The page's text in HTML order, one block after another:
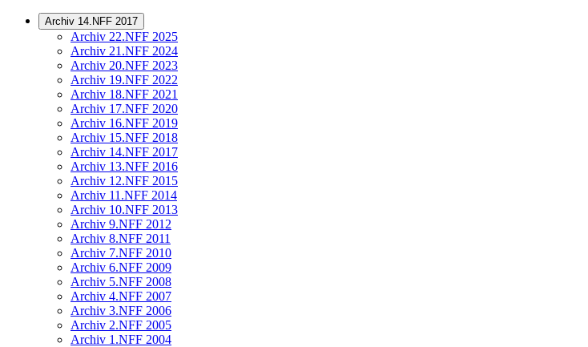
Archiv 14.NFF 2017
Archiv 22.NFF 2025
Archiv 21.NFF 2024
Archiv 20.NFF 2023
Archiv 19.NFF 2022
Archiv 18.NFF 2021
Archiv 17.NFF 2020
Archiv 16.NFF 2019
Archiv 15.NFF 2018
Archiv 14.NFF 2017
Archiv 13.NFF 2016
Archiv 12.NFF 2015
Archiv 11.NFF 2014
Archiv 10.NFF 2013
Archiv 9.NFF 2012
Archiv 8.NFF 2011
Archiv 7.NFF 2010
Archiv 6.NFF 2009
Archiv 5.NFF 2008
Archiv 4.NFF 2007
Archiv 3.NFF 2006
Archiv 2.NFF 2005
Archiv 1.NFF 2004